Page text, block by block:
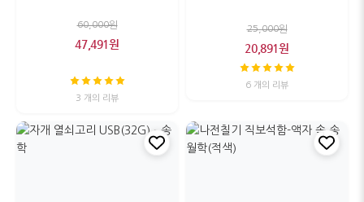
60,000원
47,491원
3 개의 리뷰
25,000원
20,891원
6 개의 리뷰